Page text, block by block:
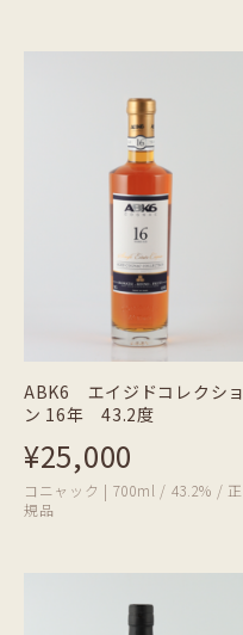
ABK6 エイジドコレクショ
ン 16年 43.2度
¥25,000
コニャック | 700ml / 43.2% / 正
規品